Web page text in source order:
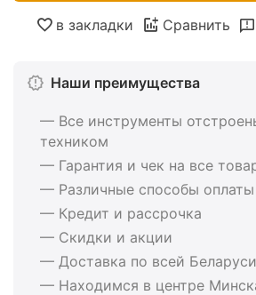
в закладки Сравнить
Наши преимущества
— Все инструменты
техником
— Гарантия и чек на все
— Различные способы оплаты
— Кредит и рассрочка
— Скидки и акции
— Доставка по всей Беларуси
— Находимся в центре